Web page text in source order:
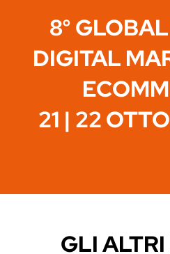
8°
DIGITAL
21 | 22
GLI